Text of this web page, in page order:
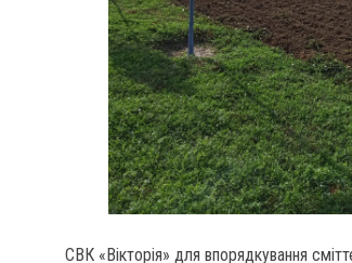
СВК «Вікторія» для впорядкування